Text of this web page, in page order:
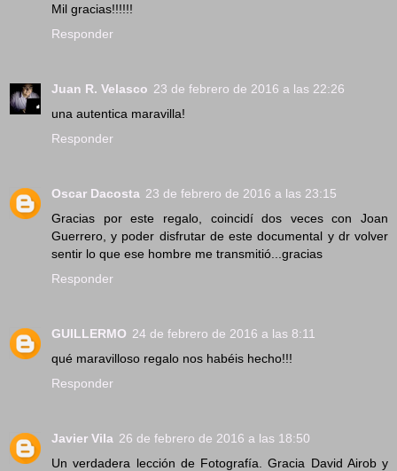
Mil gracias!!!!!!
Responder
Juan R. Velasco 23 de febrero de 2016 a las 22:26
una autentica maravilla!
Responder
Oscar Dacosta 23 de febrero de 2016 a las 23:15
Gracias por este regalo, coincidí dos veces con Joan
Guerrero, y poder disfrutar de este documental y dr volver
sentir lo que ese hombre me transmitió...gracias
Responder
GUILLERMO 24 de febrero de 2016 a las 8:11
qué maravilloso regalo nos habéis hecho!!!
Responder
Javier Vila 26 de febrero de 2016 a las 18:50
Un verdadera lección de Fotografía. Gracia David Airob y